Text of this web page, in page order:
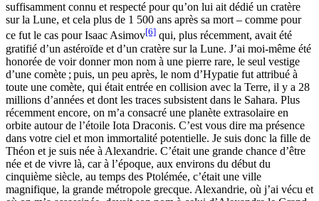
suffisamment connu et respecté pour qu’on lui ait dédié un cratère
sur la Lune, et cela plus de 1 500 ans après sa mort – comme pour
ce fut le cas pour Isaac Asimov[6] qui, plus récemment, avait été
gratifié d’un astéroïde et d’un cratère sur la Lune. J’ai moi-même été
honorée de voir donner mon nom à une pierre rare, le seul vestige
d’une comète ; puis, un peu après, le nom d’Hypatie fut attribué à
toute une comète, qui était entrée en collision avec la Terre, il y a 28
millions d’années et dont les traces subsistent dans le Sahara. Plus
récemment encore, on m’a consacré une planète extrasolaire en
orbite autour de l’étoile Iota Draconis. C’est vous dire ma présence
dans votre ciel et mon immortalité potentielle. Je suis donc la fille de
Théon et je suis née à Alexandrie. C’était une grande chance d’être
née et de vivre là, car à l’époque, aux environs du début du
cinquième siècle, au temps des Ptolémée, c’était une ville
magnifique, la grande métropole grecque. Alexandrie, où j’ai vécu et